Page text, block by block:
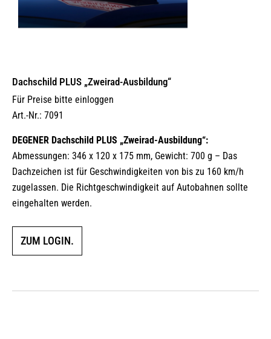
Dachschild PLUS „Zweirad-Ausbildung“
Für Preise bitte einloggen
Art.-Nr.: 7091
DEGENER Dachschild PLUS „Zweirad-Ausbildung“:
Abmessungen: 346 x 120 x 175 mm, Gewicht: 700 g – Das
Dachzeichen ist für Geschwindigkeiten von bis zu 160 km/h
zugelassen. Die Richtgeschwindigkeit auf Autobahnen sollte
eingehalten werden.
ZUM LOGIN.